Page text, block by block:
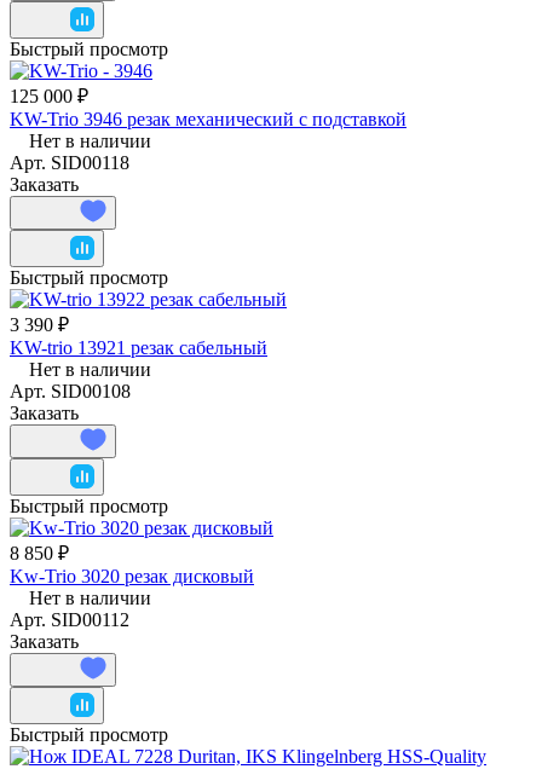
Быстрый просмотр
125 000 ₽
KW-Trio 3946 резак механический с подставкой
Нет в наличии
Арт. SID00118
Заказать
Быстрый просмотр
3 390 ₽
KW-trio 13921 резак сабельный
Нет в наличии
Арт. SID00108
Заказать
Быстрый просмотр
8 850 ₽
Kw-Trio 3020 резак дисковый
Нет в наличии
Арт. SID00112
Заказать
Быстрый просмотр